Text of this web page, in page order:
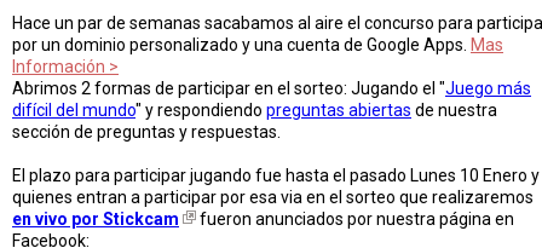
Hace un par de semanas sacabamos al aire el concurso para
por un dominio personalizado y una cuenta de Google Apps. Mas
Información >
Abrimos 2 formas de participar en el sorteo: Jugando el "Juego más
difícil del mundo" y respondiendo preguntas abiertas de nuestra
sección de preguntas y respuestas.
El plazo para participar jugando fue hasta el pasado Lunes 10 Enero y
quienes entran a participar por esa via en el sorteo que realizaremos
en vivo por Stickcam
fueron anunciados por nuestra página en
Facebook: